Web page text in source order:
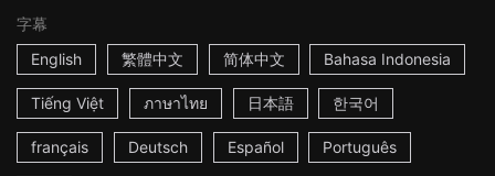
字幕
English
繁體中文 简体中文 Bahasa Indonesia
Tiếng Việt ภาษาไทย 日本語 한국어
français Deutsch Español Português